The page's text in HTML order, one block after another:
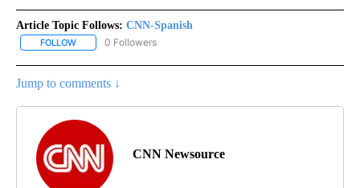
Article Topic Follows: CNN-Spanish
FOLLOW FOLLOW "CNN-SPANISH" TO RECEIVE NOTIFICATIONS ABOUT
0 Followers
Jump to comments ↓
CNN Newsource